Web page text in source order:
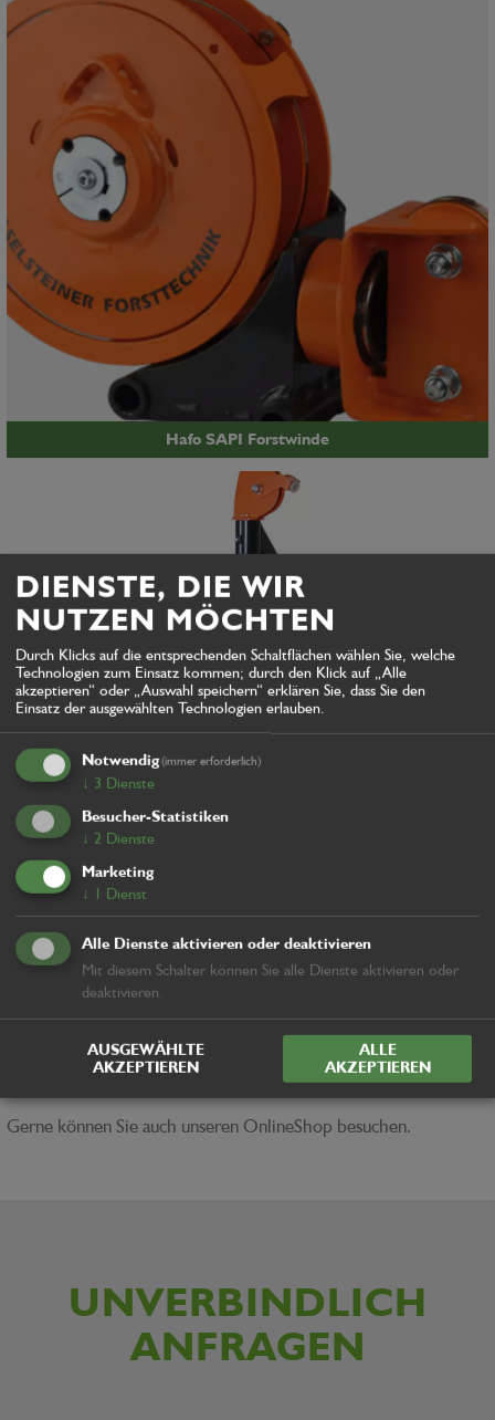
Hafo SAPI Forstwinde
Hafo Hilfsseilwinde
ONLINESHOP
Scheuen Sie sich nicht uns zu kontaktieren, wir werden das
perfekte Produkt auf Ihre Bedürfnisse abgeschnitten finden.
Gerne können Sie auch unseren OnlineShop besuchen.
UNVERBINDLICH
ANFRAGEN
DIENSTE, DIE WIR
NUTZEN MÖCHTEN
Durch Klicks auf die entsprechenden Schaltflächen wählen Sie, welche
Technologien zum Einsatz kommen; durch den Klick auf „Alle
akzeptieren“ oder „Auswahl speichern“ erklären Sie, dass Sie den
Einsatz der ausgewählten Technologien erlauben.
Notwendig(immer erforderlich)
↓ 3 Dienste
Besucher-Statistiken
↓ 2 Dienste
Marketing
↓ 1 Dienst
Alle Dienste aktivieren oder deaktivieren
Mit diesem Schalter können Sie alle Dienste aktivieren oder
deaktivieren.
AUSGEWÄHLTE
AKZEPTIEREN
ALLE
AKZEPTIEREN